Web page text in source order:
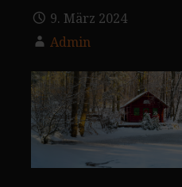
9. März 2024
Admin